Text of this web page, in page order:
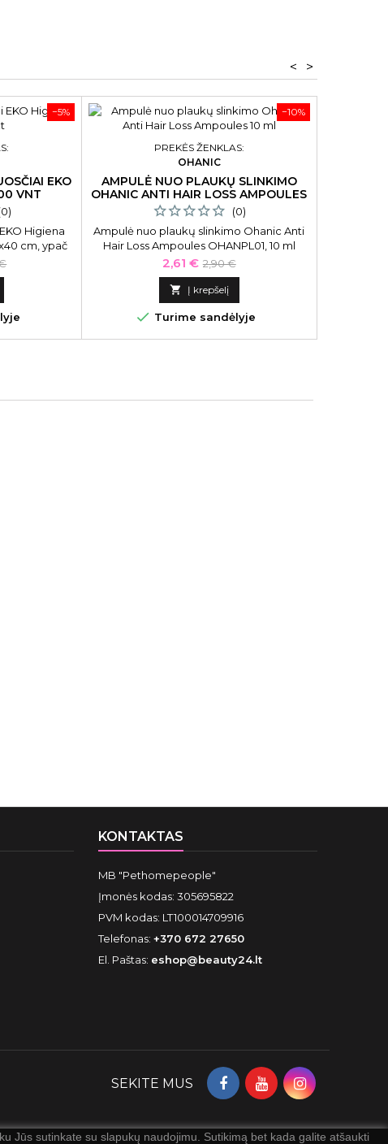
>
<
−5%
EKO
VNT
Higiena
cm, ypač
vnt.
−10%
PREKĖS ŽENKLAS:
OHANIC
AMPULĖ NUO PLAUKŲ SLINKIMO
OHANIC ANTI HAIR LOSS AMPOULES
10 ML
(0)
Ampulė nuo plaukų slinkimo Ohanic Anti
Hair Loss Ampoules OHANPL01, 10 ml
Kaina
2,61 € Bazinė
kaina
2,90 €
 Į krepšelį
 Turime sandėlyje
KONTAKTAS
MB "Pethomepeople"
Įmonės kodas: 305695822
PVM kodas: LT100014709916
Telefonas: +370 672 27650
El. Paštas: eshop@beauty24.lt
Jūs sutinkate su slapukų naudojimu. Sutikimą bet kada galite atšaukti
SEKITE MUS